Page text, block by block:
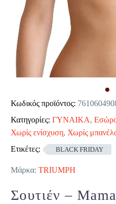
Κωδικός προϊόντος:
Κατηγορίες: ΓΥΝΑΙΚΑ,
Χωρίς ενίσχυση, Χωρίς
Ετικέτες:
BLACK FRIDAY
Μάρκα: TRIUMPH
Σουτιέν –